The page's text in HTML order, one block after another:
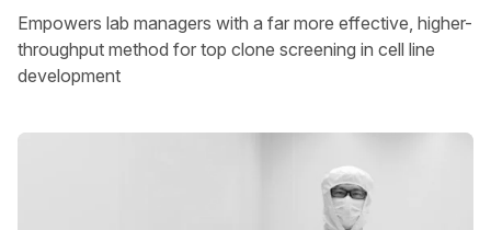
Empowers lab managers with a far more effective, higher-
throughput method for top clone screening in cell line
development